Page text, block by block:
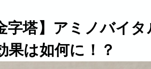
字塔】アミノバイタ
果は如何に！？